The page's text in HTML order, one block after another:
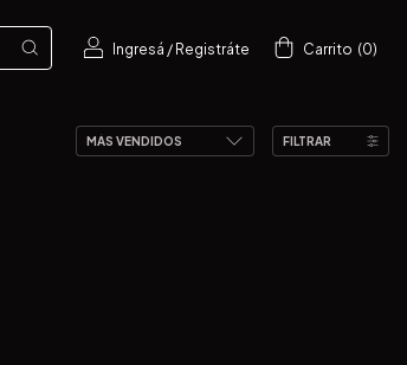
Ingresá / Registráte Carrito (0)
FILTRAR